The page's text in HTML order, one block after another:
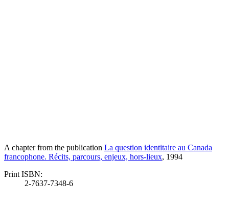
A chapter from the publication La question identitaire au Canada
francophone. Récits, parcours, enjeux, hors-lieux, 1994
Print ISBN:
2-7637-7348-6